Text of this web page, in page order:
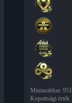
Mintasablon: 951
Kopottsági érték: